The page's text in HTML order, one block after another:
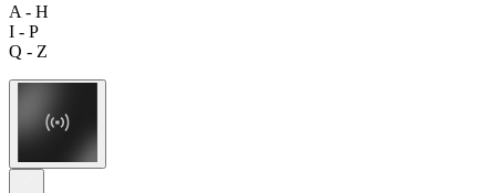
A - H
I - P
Q - Z